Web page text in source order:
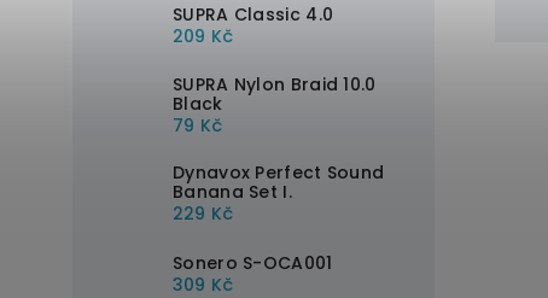
SUPRA Classic 4.0
209 Kč
SUPRA Nylon Braid 10.0
Black
79 Kč
Dynavox Perfect Sound
Banana Set I.
229 Kč
Sonero S-OCA001
309 Kč